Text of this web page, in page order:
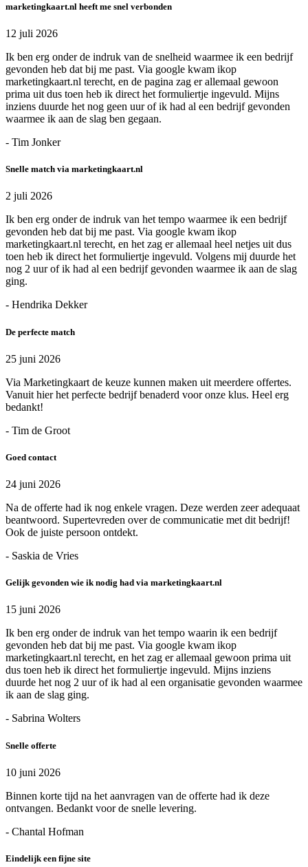
marketingkaart.nl heeft me snel verbonden
12 juli 2026
Ik ben erg onder de indruk van de snelheid waarmee ik een bedrijf
gevonden heb dat bij me past. Via google kwam ikop
marketingkaart.nl terecht, en de pagina zag er allemaal gewoon
prima uit dus toen heb ik direct het formuliertje ingevuld. Mijns
inziens duurde het nog geen uur of ik had al een bedrijf gevonden
waarmee ik aan de slag ben gegaan.
- Tim Jonker
Snelle match via marketingkaart.nl
2 juli 2026
Ik ben erg onder de indruk van het tempo waarmee ik een bedrijf
gevonden heb dat bij me past. Via google kwam ikop
marketingkaart.nl terecht, en het zag er allemaal heel netjes uit dus
toen heb ik direct het formuliertje ingevuld. Volgens mij duurde het
nog 2 uur of ik had al een bedrijf gevonden waarmee ik aan de slag
ging.
- Hendrika Dekker
De perfecte match
25 juni 2026
Via Marketingkaart de keuze kunnen maken uit meerdere offertes.
Vanuit hier het perfecte bedrijf benaderd voor onze klus. Heel erg
bedankt!
- Tim de Groot
Goed contact
24 juni 2026
Na de offerte had ik nog enkele vragen. Deze werden zeer adequaat
beantwoord. Supertevreden over de communicatie met dit bedrijf!
Ook de juiste persoon ontdekt.
- Saskia de Vries
Gelijk gevonden wie ik nodig had via marketingkaart.nl
15 juni 2026
Ik ben erg onder de indruk van het tempo waarin ik een bedrijf
gevonden heb dat bij me past. Via google kwam ikop
marketingkaart.nl terecht, en het zag er allemaal gewoon prima uit
dus toen heb ik direct het formuliertje ingevuld. Mijns inziens
duurde het nog 2 uur of ik had al een organisatie gevonden waarmee
ik aan de slag ging.
- Sabrina Wolters
Snelle offerte
10 juni 2026
Binnen korte tijd na het aanvragen van de offerte had ik deze
ontvangen. Bedankt voor de snelle levering.
- Chantal Hofman
Eindelijk een fijne site